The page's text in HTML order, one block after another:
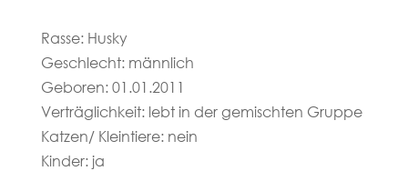
Rasse: Husky
Geschlecht: männlich
Geboren: 01.01.2011
Verträglichkeit: lebt in der gemischten Gruppe
Katzen/ Kleintiere: nein
Kinder: ja